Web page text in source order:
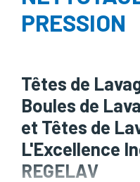
PRESSION
Têtes de
Boules de
et Têtes de
L'Excellence
REGELAV